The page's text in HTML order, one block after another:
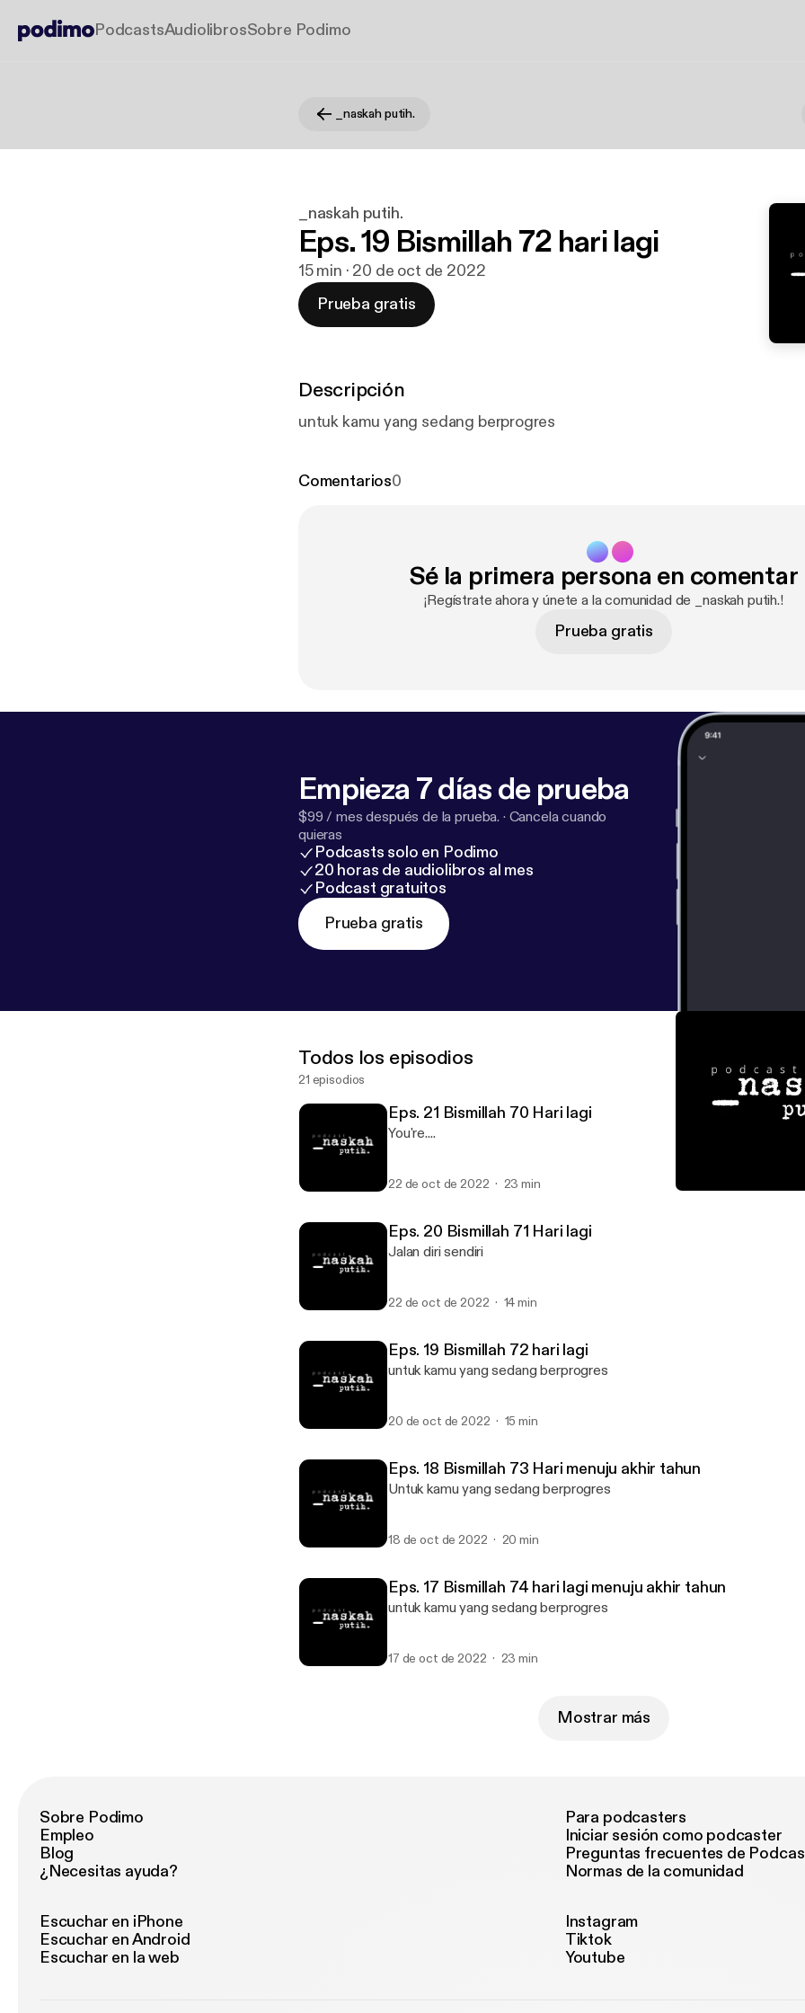
PodcastsAudiolibrosSobre Podimo
_naskah putih.
_naskah putih.
Eps. 19 Bismillah 72 hari lagi
15 min · 20 de oct de 2022
Prueba gratis
Descripción
untuk kamu yang sedang berprogres
Comentarios0
Sé la primera persona en comentar
¡Regístrate ahora y únete a la comunidad de _naskah putih.!
Prueba gratis
Empieza 7 días de prueba
$99 / mes después de la prueba. · Cancela cuando
quieras
Podcasts solo en Podimo
20 horas de audiolibros al mes
Podcast gratuitos
Prueba gratis
Todos los episodios
21 episodios
Eps. 21 Bismillah 70 Hari lagi
You're....
22 de oct de 2022 23 min
Eps. 20 Bismillah 71 Hari lagi
Jalan diri sendiri
22 de oct de 2022 14 min
Eps. 19 Bismillah 72 hari lagi
untuk kamu yang sedang berprogres
20 de oct de 2022 15 min
Eps. 18 Bismillah 73 Hari menuju akhir tahun
Untuk kamu yang sedang berprogres
18 de oct de 2022 20 min
Eps. 17 Bismillah 74 hari lagi menuju akhir tahun
untuk kamu yang sedang berprogres
17 de oct de 2022 23 min
Mostrar más
Sobre Podimo
Empleo
Blog
¿Necesitas ayuda?
Para podcasters
Iniciar sesión como podcaster
Preguntas frecuentes de
Normas de la comunidad
Escuchar en iPhone
Escuchar en Android
Escuchar en la web
Instagram
Tiktok
Youtube